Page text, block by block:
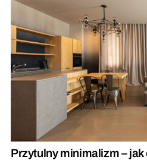
Przytulny minimalizm –